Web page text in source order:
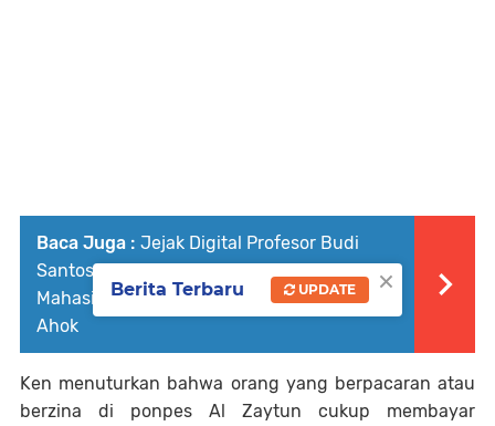
Baca Juga : Jejak Digital Profesor Budi
Santosa Yang Dicap Intoleran: Sindir
Mahasiswi Tolak Salaman, Fans Jokowi
Ahok
Ken menuturkan bahwa orang yang berpacaran atau
berzina di ponpes Al Zaytun cukup membayar
×
Berita Terbaru UPDATE